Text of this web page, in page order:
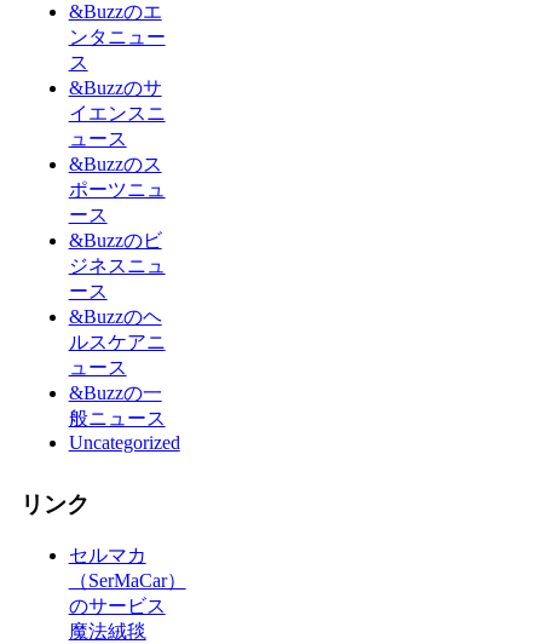
&Buzzのエ
ンタニュー
ス
&Buzzのサ
イエンスニ
ュース
&Buzzのス
ポーツニュ
ース
&Buzzのビ
ジネスニュ
ース
&Buzzのヘ
ルスケアニ
ュース
&Buzzの一
般ニュース
Uncategorized
リンク
セルマカ
（SerMaCar）
のサービス
魔法絨毯